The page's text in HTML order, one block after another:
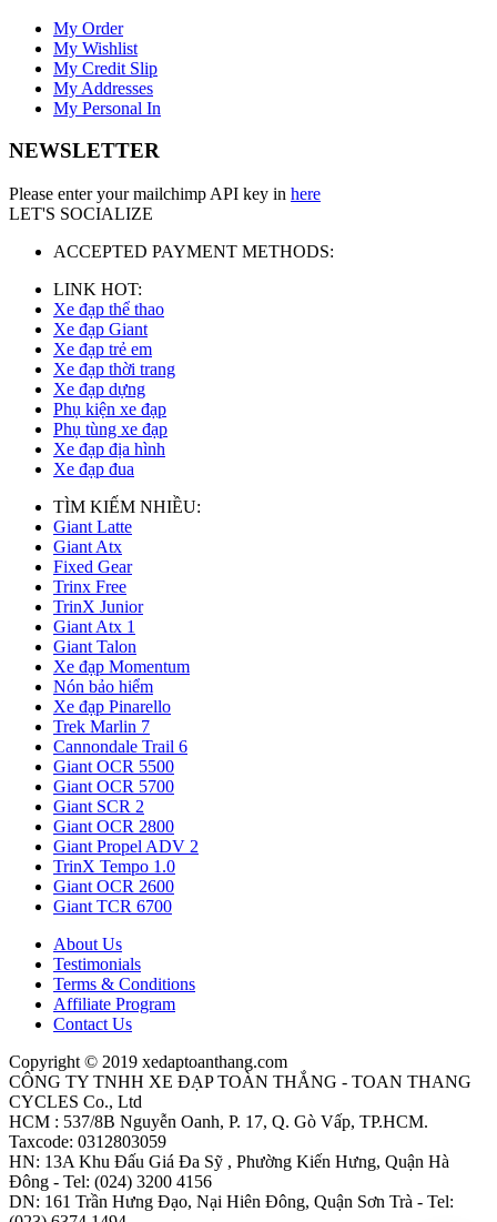
My Order
My Wishlist
My Credit Slip
My Addresses
My Personal In
NEWSLETTER
Please enter your mailchimp API key in here
LET'S SOCIALIZE
ACCEPTED PAYMENT METHODS:
LINK HOT:
Xe đạp thể thao
Xe đạp Giant
Xe đạp trẻ em
Xe đạp thời trang
Xe đạp dựng
Phụ kiện xe đạp
Phụ tùng xe đạp
Xe đạp địa hình
Xe đạp đua
TÌM KIẾM NHIỀU:
Giant Latte
Giant Atx
Fixed Gear
Trinx Free
TrinX Junior
Giant Atx 1
Giant Talon
Xe đạp Momentum
Nón bảo hiểm
Xe đạp Pinarello
Trek Marlin 7
Cannondale Trail 6
Giant OCR 5500
Giant OCR 5700
Giant SCR 2
Giant OCR 2800
Giant Propel ADV 2
TrinX Tempo 1.0
Giant OCR 2600
Giant TCR 6700
About Us
Testimonials
Terms & Conditions
Affiliate Program
Contact Us
Copyright © 2019 xedaptoanthang.com
CÔNG TY TNHH XE ĐẠP TOÀN THẮNG - TOAN THANG
CYCLES Co., Ltd
HCM : 537/8B Nguyễn Oanh, P. 17, Q. Gò Vấp, TP.HCM.
Taxcode: 0312803059
HN: 13A Khu Đấu Giá Đa Sỹ , Phường Kiến Hưng, Quận Hà
Đông - Tel: (024) 3200 4156
DN: 161 Trần Hưng Đạo, Nại Hiên Đông, Quận Sơn Trà - Tel: